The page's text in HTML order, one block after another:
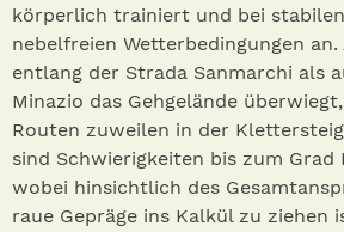
körperlich trainiert und bei
nebelfreien Wetterbedingungen
entlang der Strada Sanmarchi als
Minazio das Gehgelände
Routen zuweilen in der
sind Schwierigkeiten bis zum Grad
wobei hinsichtlich des
raue Gepräge ins Kalkül zu ziehen